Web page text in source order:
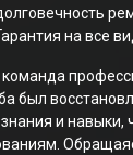
на все
был
и навыки,